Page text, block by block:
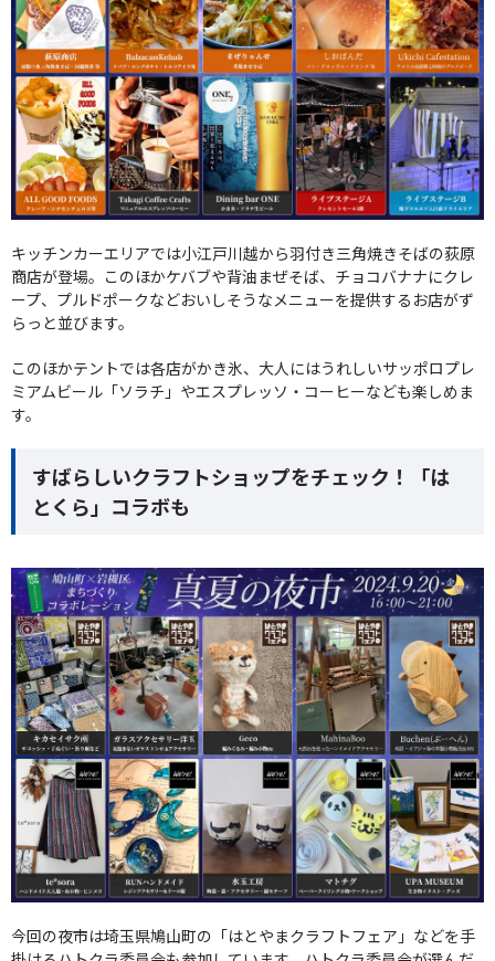
キッチンカーエリアでは小江戸川越から羽付き三角焼きそばの荻原
商店が登場。このほかケバブや背油まぜそば、チョコバナナにクレ
ープ、プルドポークなどおいしそうなメニューを提供するお店がず
らっと並びます。
このほかテントでは各店がかき氷、大人にはうれしいサッポロプレ
ミアムビール「ソラチ」やエスプレッソ・コーヒーなども楽しめま
す。
すばらしいクラフトショップをチェック！「は
とくら」コラボも
今回の夜市は埼玉県鳩山町の「はとやまクラフトフェア」などを手